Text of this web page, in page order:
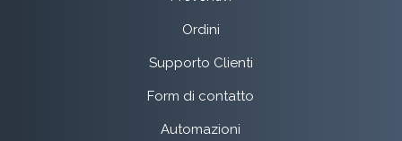
Ordini
Supporto Clienti
Form di contatto
Automazioni